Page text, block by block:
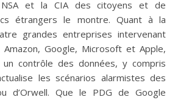
et la CIA des citoyens et de
étrangers le montre. Quant à la
grandes entreprises intervenant
Amazon, Google, Microsoft et Apple,
contrôle des données, y compris
les scénarios alarmistes des
d’Orwell. Que le PDG de Google